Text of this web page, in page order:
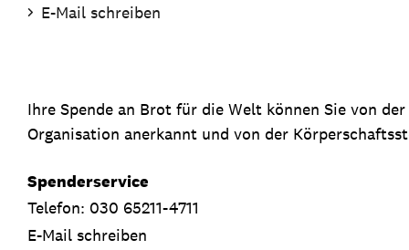
E-Mail schreiben
Ihre Spende an Brot für die Welt können Sie von
Organisation anerkannt und von der
Spenderservice
Telefon: 030 65211-4711
E-Mail schreiben